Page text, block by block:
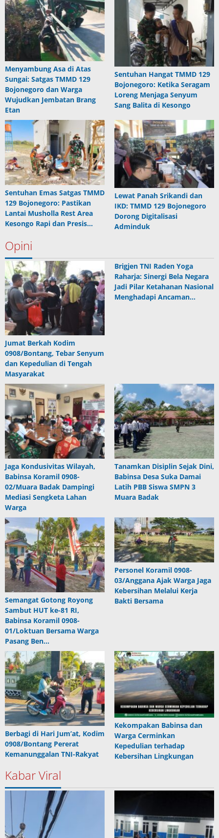
Menyambung Asa di Atas
Sungai: Satgas TMMD 129
Bojonegoro dan Warga
Wujudkan Jembatan Brang
Etan
Sentuhan Hangat TMMD 129
Bojonegoro: Ketika Seragam
Loreng Menjaga Senyum
Sang Balita di Kesongo
Sentuhan Emas Satgas TMMD
129 Bojonegoro: Pastikan
Lantai Musholla Rest Area
Kesongo Rapi dan Presis…
Lewat Panah Srikandi dan
IKD: TMMD 129 Bojonegoro
Dorong Digitalisasi
Adminduk
Opini
Jumat Berkah Kodim
0908/Bontang, Tebar Senyum
dan Kepedulian di Tengah
Masyarakat
Brigjen TNI Raden Yoga
Raharja: Sinergi Bela Negara
Jadi Pilar Ketahanan Nasional
Menghadapi Ancaman…
Jaga Kondusivitas Wilayah,
Babinsa Koramil 0908-
02/Muara Badak Dampingi
Mediasi Sengketa Lahan
Warga
Tanamkan Disiplin Sejak Dini,
Babinsa Desa Suka Damai
Latih PBB Siswa SMPN 3
Muara Badak
Semangat Gotong Royong
Sambut HUT ke-81 RI,
Babinsa Koramil 0908-
01/Loktuan Bersama Warga
Pasang Ben…
Personel Koramil 0908-
03/Anggana Ajak Warga Jaga
Kebersihan Melalui Kerja
Bakti Bersama
Berbagi di Hari Jum’at, Kodim
0908/Bontang Pererat
Kemanunggalan TNI-Rakyat
Kekompakan Babinsa dan
Warga Cerminkan
Kepedulian terhadap
Kebersihan Lingkungan
Kabar Viral